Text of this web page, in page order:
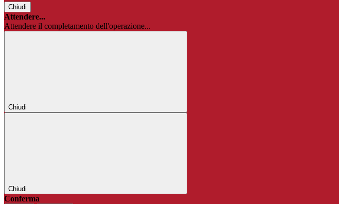
Chiudi
Attendere...
Attendere il completamento dell'operazione...
Chiudi
Chiudi
Conferma